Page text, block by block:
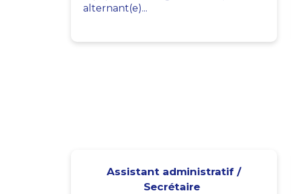
alternant(e)...
Assistant administratif /
Secrétaire